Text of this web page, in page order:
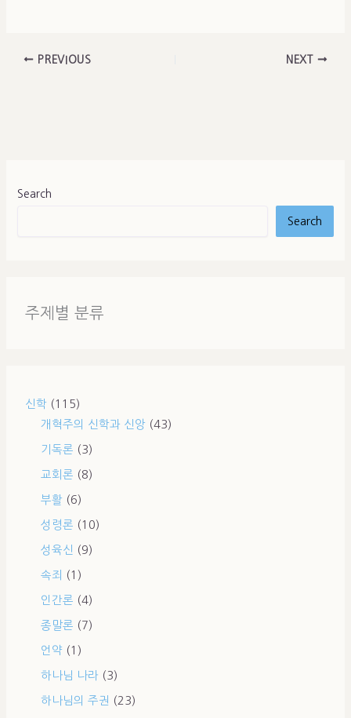
PREVIOUS NEXT
Search
Search
주제별 분류
신학 (115)
개혁주의 신학과 신앙 (43)
기독론 (3)
교회론 (8)
부활 (6)
성령론 (10)
성육신 (9)
속죄 (1)
인간론 (4)
종말론 (7)
언약 (1)
하나님 나라 (3)
하나님의 주권 (23)